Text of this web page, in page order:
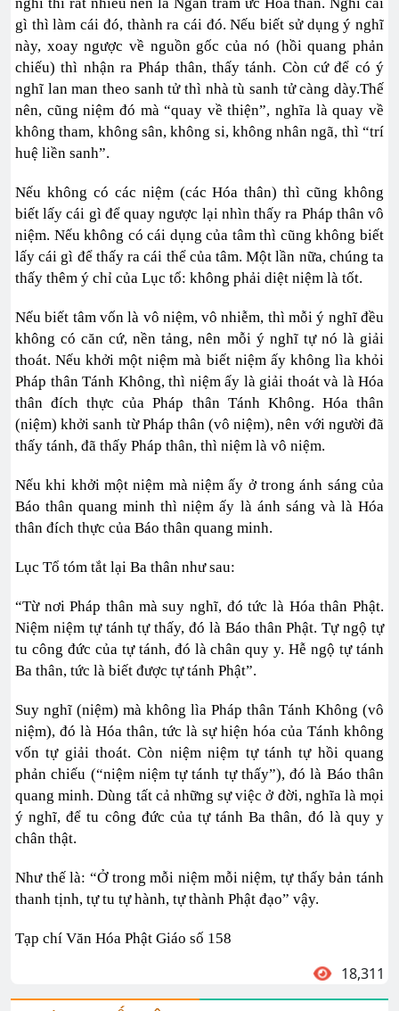
gì thì làm cái đó, thành ra cái đó. Nếu biết sử dụng ý nghĩ
này, xoay ngược về nguồn gốc của nó (hồi quang phản
chiếu) thì nhận ra Pháp thân, thấy tánh. Còn cứ để có ý
nghĩ lan man theo sanh tử thì nhà tù sanh tử càng dày.Thế
nên, cũng niệm đó mà “quay về thiện”, nghĩa là quay về
không tham, không sân, không si, không nhân ngã, thì “trí
huệ liền sanh”.
Nếu không có các niệm (các Hóa thân) thì cũng không
biết lấy cái gì để quay ngược lại nhìn thấy ra Pháp thân vô
niệm. Nếu không có cái dụng của tâm thì cũng không biết
lấy cái gì để thấy ra cái thể của tâm. Một lần nữa, chúng ta
thấy thêm ý chỉ của Lục tổ: không phải diệt niệm là tốt.
Nếu biết tâm vốn là vô niệm, vô nhiễm, thì mỗi ý nghĩ đều
không có căn cứ, nền tảng, nên mỗi ý nghĩ tự nó là giải
thoát. Nếu khởi một niệm mà biết niệm ấy không lìa khỏi
Pháp thân Tánh Không, thì niệm ấy là giải thoát và là Hóa
thân đích thực của Pháp thân Tánh Không. Hóa thân
(niệm) khởi sanh từ Pháp thân (vô niệm), nên với người đã
thấy tánh, đã thấy Pháp thân, thì niệm là vô niệm.
Nếu khi khởi một niệm mà niệm ấy ở trong ánh sáng của
Báo thân quang minh thì niệm ấy là ánh sáng và là Hóa
thân đích thực của Báo thân quang minh.
Lục Tổ tóm tắt lại Ba thân như sau:
“Từ nơi Pháp thân mà suy nghĩ, đó tức là Hóa thân Phật.
Niệm niệm tự tánh tự thấy, đó là Báo thân Phật. Tự ngộ tự
tu công đức của tự tánh, đó là chân quy y. Hễ ngộ tự tánh
Ba thân, tức là biết được tự tánh Phật”.
Suy nghĩ (niệm) mà không lìa Pháp thân Tánh Không (vô
niệm), đó là Hóa thân, tức là sự hiện hóa của Tánh không
vốn tự giải thoát. Còn niệm niệm tự tánh tự hồi quang
phản chiếu (“niệm niệm tự tánh tự thấy”), đó là Báo thân
quang minh. Dùng tất cả những sự việc ở đời, nghĩa là mọi
ý nghĩ, để tu công đức của tự tánh Ba thân, đó là quy y
chân thật.
Như thế là: “Ở trong mỗi niệm mỗi niệm, tự thấy bản tánh
thanh tịnh, tự tu tự hành, tự thành Phật đạo” vậy.
Tạp chí Văn Hóa Phật Giáo số 158
18,311